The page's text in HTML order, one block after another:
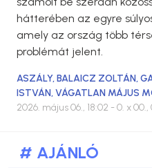
hátterében az egyre
amely az ország több
problémát jelent.
ASZÁLY,BALAICZ ZOLTÁN,
ISTVÁN,VÁGATLAN MÁJUS
2026. május 06., 18:02 - 0. x 00.,
# AJÁNLÓ